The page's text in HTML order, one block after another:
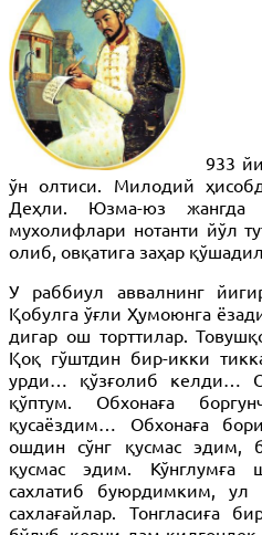
933
ўн олтиси. Милодий
Деҳли. Юзма-юз жангда
мухолифлари нотанти йўл
олиб, овқатига заҳар
У раббиул аввалнинг
Қобулга ўғли Ҳумоюнга
дигар ош торттилар.
Қоқ гўштдин бир-икки
урди… қўзғолиб келди…
қўптум. Обхонаға
қусаёздим… Обхонаға
ошдин сўнг қусмас эдим,
қусмас эдим. Кўнглумға
сахлатиб буюрдимким, ул
сахлағайлар. Тонгласиға